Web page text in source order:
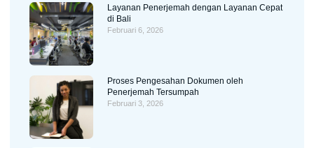
Layanan Penerjemah dengan Layanan Cepat
di Bali
Februari 6, 2026
Proses Pengesahan Dokumen oleh
Penerjemah Tersumpah
Februari 3, 2026